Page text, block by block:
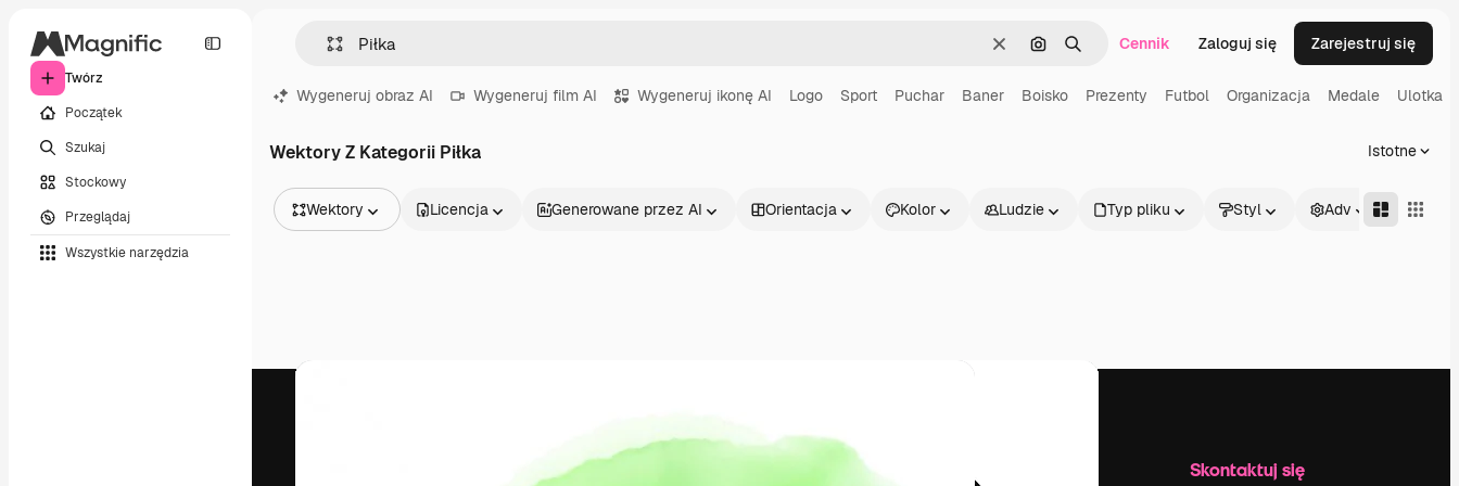
Twórz
Początek
Szukaj
Stockowy
Przeglądaj
Wszystkie narzędzia
WyczyśćSzukaj według obrazu
SzukajCennik Zaloguj się Zarejestruj się
Wygeneruj obraz AI Wygeneruj film AI Wygeneruj ikonę AI Logo Sport Puchar Baner Boisko Prezenty Futbol Organizacja Medale Ulotka
Wektory Z Kategorii Piłka Istotne
Wektory
Filmy
Licencja Generowane przez AI Orientacja Kolor Ludzie Typ pliku Styl Adv
Zacznij Skontaktuj się